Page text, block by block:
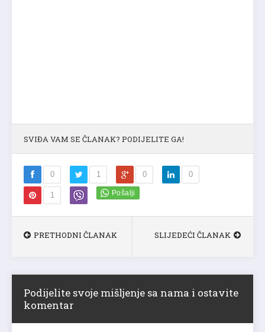
SVIĐA VAM SE ČLANAK? PODIJELITE GA!
0 1 0 0
1
PRETHODNI ČLANAK SLIJEDEĆI ČLANAK
Podijelite svoje mišljenje sa nama i ostavite
komentar